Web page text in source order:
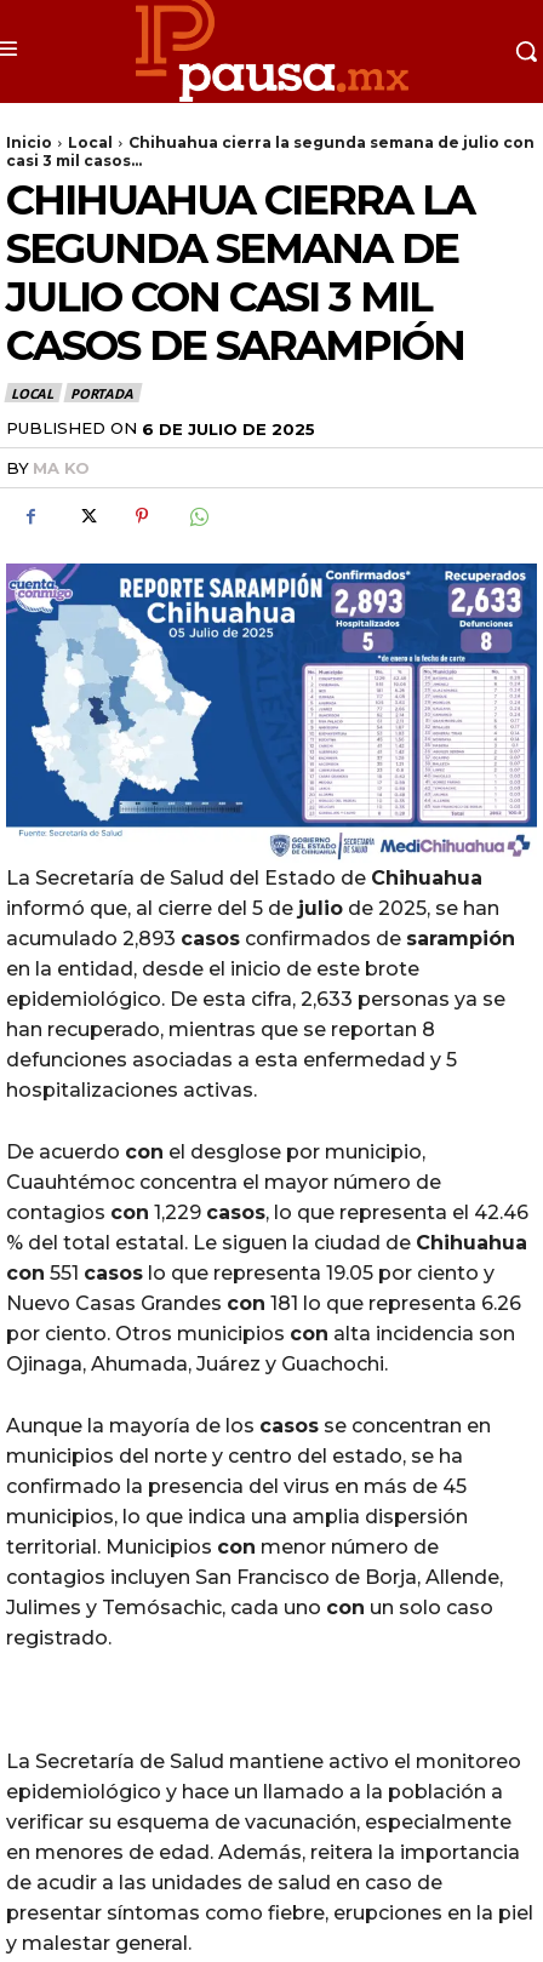
Inicio Local
Chihuahua cierra la segunda semana de julio con
casi 3 mil casos...
CHIHUAHUA CIERRA LA
SEGUNDA SEMANA DE
JULIO CON CASI 3 MIL
CASOS DE SARAMPIÓN
LOCAL PORTADA
PUBLISHED ON 6 DE JULIO DE 2025
BY MA KO
La Secretaría de Salud del Estado de Chihuahua
informó que, al cierre del 5 de julio de 2025, se han
acumulado 2,893 casos confirmados de sarampión
en la entidad, desde el inicio de este brote
epidemiológico. De esta cifra, 2,633 personas ya se
han recuperado, mientras que se reportan 8
defunciones asociadas a esta enfermedad y 5
hospitalizaciones activas.
De acuerdo con el desglose por municipio,
Cuauhtémoc concentra el mayor número de
contagios con 1,229 casos, lo que representa el 42.46
% del total estatal. Le siguen la ciudad de Chihuahua
con 551 casos lo que representa 19.05 por ciento y
Nuevo Casas Grandes con 181 lo que representa 6.26
por ciento. Otros municipios con alta incidencia son
Ojinaga, Ahumada, Juárez y Guachochi.
Aunque la mayoría de los casos se concentran en
municipios del norte y centro del estado, se ha
confirmado la presencia del virus en más de 45
municipios, lo que indica una amplia dispersión
territorial. Municipios con menor número de
contagios incluyen San Francisco de Borja, Allende,
Julimes y Temósachic, cada uno con un solo caso
registrado.
La Secretaría de Salud mantiene activo el monitoreo
epidemiológico y hace un llamado a la población a
verificar su esquema de vacunación, especialmente
en menores de edad. Además, reitera la importancia
de acudir a las unidades de salud en caso de
presentar síntomas como fiebre, erupciones en la piel
y malestar general.